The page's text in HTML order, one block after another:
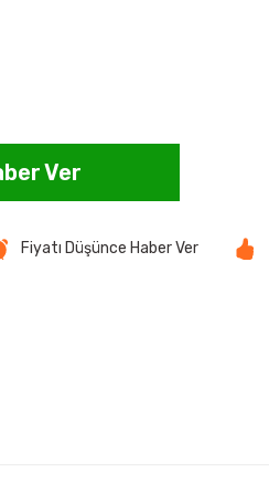
Ver
Fiyatı Düşünce Haber Ver